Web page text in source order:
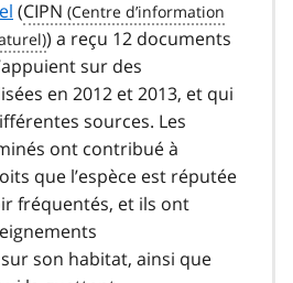
t
e
(CIPN
) a reçu 12 documents
sur des
en 2012 et 2013, et qui
sources. Les
ont contribué à
que l’espèce est réputée
fréquentés, et ils ont
son habitat, ainsi que